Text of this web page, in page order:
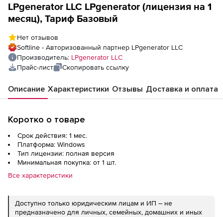
LPgenerator LLC LPgenerator (лицензия на 1
месяц), Тариф Базовый
Нет отзывов
Softline - Авторизованный партнер LPgenerator LLC
Производитель: LPgenerator LLC
Прайс-лист
Скопировать ссылку
Описание Характеристики Отзывы Доставка и оплата
Коротко о товаре
Срок действия: 1 мес.
Платформа: Windows
Тип лицензии: полная версия
Минимальная покупка: от 1 шт.
Все характеристики
Доступно только юридическим лицам и ИП – не
предназначено для личных, семейных, домашних и иных